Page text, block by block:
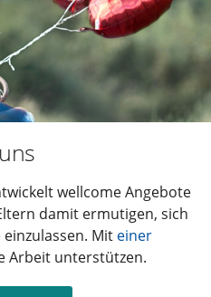
wellcome Angebote
damit ermutigen, sich
Mit einer
Arbeit unterstützen.